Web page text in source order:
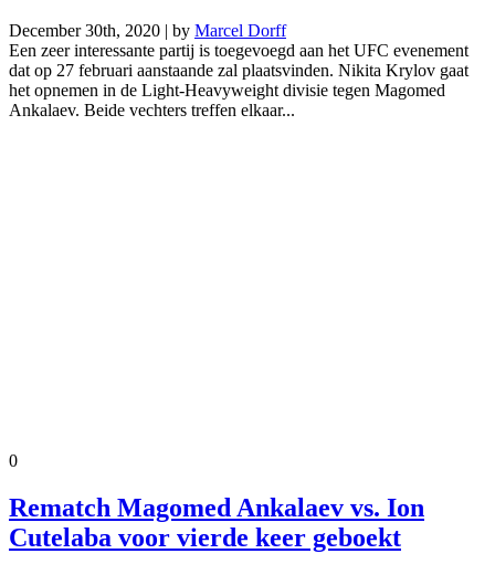
December 30th, 2020 | by Marcel Dorff
Een zeer interessante partij is toegevoegd aan het UFC evenement
dat op 27 februari aanstaande zal plaatsvinden. Nikita Krylov gaat
het opnemen in de Light-Heavyweight divisie tegen Magomed
Ankalaev. Beide vechters treffen elkaar...
0
Rematch Magomed Ankalaev vs. Ion
Cutelaba voor vierde keer geboekt